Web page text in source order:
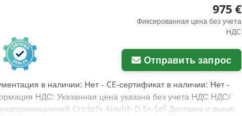
975 €
Фиксированная цена без учета
НДС
Отправить запрос
в наличии: Нет - CE-сертификат в наличии: Нет -
НДС: Указанная цена указана без учета НДС НДС/
Crsdpfx Aioybb D Ss Sef Доставка и выкуп